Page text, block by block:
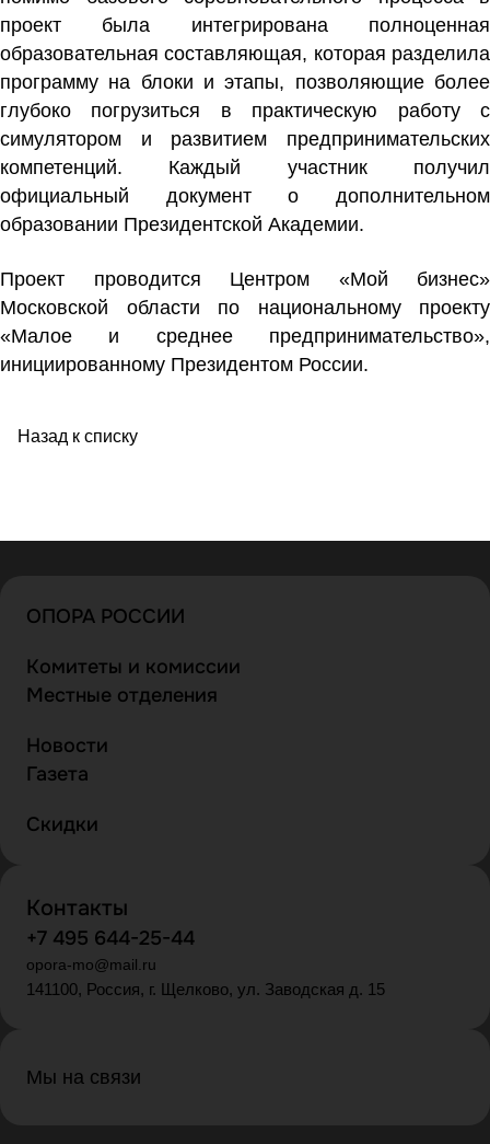
проект была интегрирована полноценная
образовательная составляющая, которая разделила
программу на блоки и этапы, позволяющие более
глубоко погрузиться в практическую работу с
симулятором и развитием предпринимательских
компетенций. Каждый участник получил
официальный документ о дополнительном
образовании Президентской Академии.
Проект проводится Центром «Мой бизнес»
Московской области по национальному проекту
«Малое и среднее предпринимательство»,
инициированному Президентом России.
Назад к списку
ОПОРА РОССИИ
Комитеты и комиссии
Местные отделения
Новости
Газета
Скидки
Контакты
+7 495 644-25-44
opora-mo@mail.ru
141100, Россия, г. Щелково, ул. Заводская д. 15
Мы на связи